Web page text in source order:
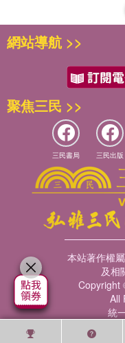
網站導航 >>
聚焦三民 >>
三民書局 三民出版
本站著作權
及相
Copyright
All
統